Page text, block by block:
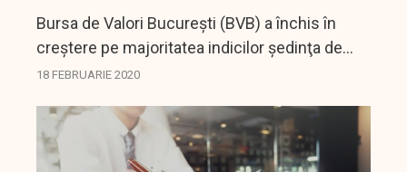
Bursa de Valori Bucureşti (BVB) a închis în
creştere pe majoritatea indicilor şedinţa de
marţi, iar valoarea tranzacţiilor s-a cifrat la
18 FEBRUARIE 2020